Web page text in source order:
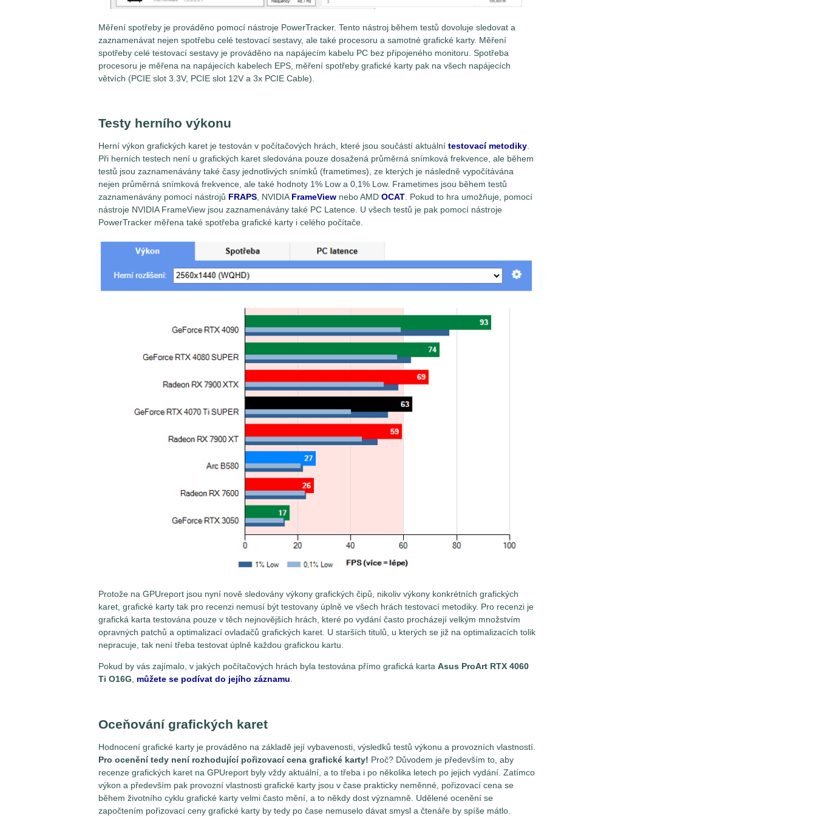
Měření spotřeby je prováděno pomocí nástroje PowerTracker. Tento nástroj během testů dovoluje sledovat a
zaznamenávat nejen spotřebu celé testovací sestavy, ale také procesoru a samotné grafické karty. Měření
spotřeby celé testovací sestavy je prováděno na napájecím kabelu PC bez připojeného monitoru. Spotřeba
procesoru je měřena na napájecích kabelech EPS, měření spotřeby grafické karty pak na všech napájecích
větvích (PCIE slot 3.3V, PCIE slot 12V a 3x PCIE Cable).
Testy herního výkonu
Herní výkon grafických karet je testován v počítačových hrách, které jsou součástí aktuální testovací metodiky.
Při herních testech není u grafických karet sledována pouze dosažená průměrná snímková frekvence, ale během
testů jsou zaznamenávány také časy jednotlivých snímků (frametimes), ze kterých je následně vypočítávána
nejen průměrná snímková frekvence, ale také hodnoty 1% Low a 0,1% Low. Frametimes jsou během testů
zaznamenávány pomocí nástrojů FRAPS, NVIDIAFrameView nebo AMD OCAT. Pokud to hra umožňuje, pomocí
nástroje NVIDIA FrameView jsou zaznamenávány také PC Latence. U všech testů je pak pomocí nástroje
PowerTracker měřena také spotřeba grafické karty i celého počítače.
Protože na GPUreport jsou nyní nově sledovány výkony grafických čipů, nikoliv výkony konkrétních grafických
karet, grafické karty tak pro recenzi nemusí být testovany úplně ve všech hrách testovací metodiky. Pro recenzi je
grafická karta testována pouze v těch nejnovějších hrách, které po vydání často procházejí velkým množstvím
opravných patchů a optimalizací ovladačů grafických karet. U starších titulů, u kterých se již na optimalizacích tolik
nepracuje, tak není třeba testovat úplně každou grafickou kartu.
Pokud by vás zajímalo, v jakých počítačových hrách byla testována přímo grafická karta Asus ProArt RTX 4060
Ti O16G
můžete se podívat do jejího záznamu
Oceňování grafických karet
Hodnocení grafické karty je prováděno na základě její vybavenosti, výsledků testů výkonu a provozních vlastností.
Pro ocenění tedy není rozhodující pořizovací cena grafické karty! Proč? Důvodem je především to, aby
recenze grafických karet na GPUreport byly vždy aktuální, a to třeba i po několika letech po jejich vydání. Zatímco
výkon a především pak provozní vlastnosti grafické karty jsou v čase prakticky neměnné, pořizovací cena se
během životního cyklu grafické karty velmi často mění, a to někdy dost významně. Udělené ocenění se
započtením pořizovací ceny grafické karty by tedy po čase nemuselo dávat smysl a čtenáře by spíše mátlo.